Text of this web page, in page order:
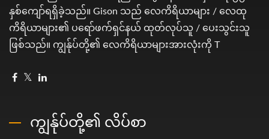
နှစ်ကျော်ရရှိခဲ့သည်။ Gison သည် လေကိရိယာများ / လေထု
ကိရိယာများ၏ ပရော်ဖက်ရှင်နယ် ထုတ်လုပ်သူ / ပေးသွင်းသူ
ဖြစ်သည်။ ကျွန်ုပ်တို့၏ လေကိရိယာများအားလုံးကို T
ကျွန်ုပ်တို့၏ လိပ်စာ